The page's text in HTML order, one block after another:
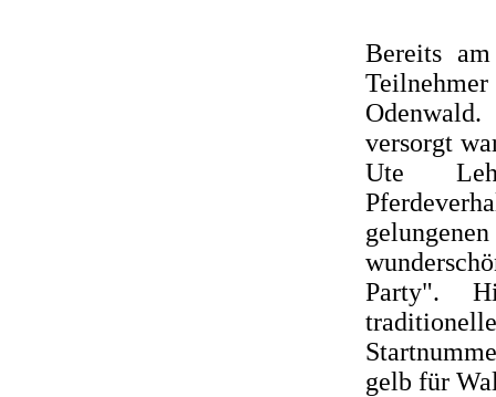
Bereits
versorgt
Ute
Party".
gelb für